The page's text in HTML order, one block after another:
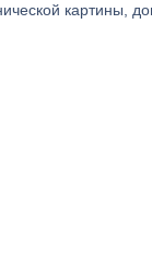
картины,